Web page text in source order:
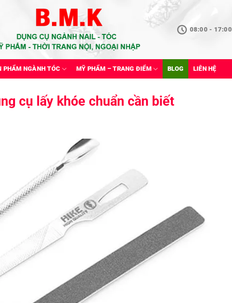
08:00 - 17:00
PHẨM NGÀNH TÓC MỸ PHẨM – TRANG ĐIỂM BLOG LIÊN HỆ
cụ lấy khóe chuẩn cần biết